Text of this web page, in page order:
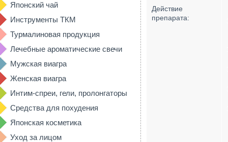
Японский чай
Инструменты ТКМ
Турмалиновая продукция
Лечебные ароматические свечи
Мужская виагра
Женская виагра
Интим-спреи, гели, пролонгаторы
Средства для похудения
Японская косметика
Уход за лицом
Действие
препарата: